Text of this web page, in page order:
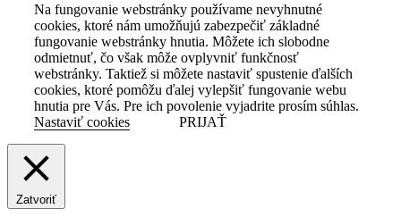
Na fungovanie webstránky používame nevyhnutné
cookies, ktoré nám umožňujú zabezpečiť základné
fungovanie webstránky hnutia. Môžete ich slobodne
odmietnuť, čo však môže ovplyvniť funkčnosť
webstránky. Taktiež si môžete nastaviť spustenie ďalších
cookies, ktoré pomôžu ďalej vylepšiť fungovanie webu
hnutia pre Vás. Pre ich povolenie vyjadrite prosím súhlas.
Nastaviť cookies
PRIJAŤ
Zatvoriť